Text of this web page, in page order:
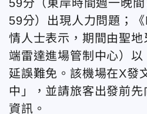
59分（東岸時間週一晚
59分）出現人力問題；
情人士表示，期間由聖
端雷達進場管制中心）以
延誤難免。該機場在X發
中」，並請旅客出發前
資訊。